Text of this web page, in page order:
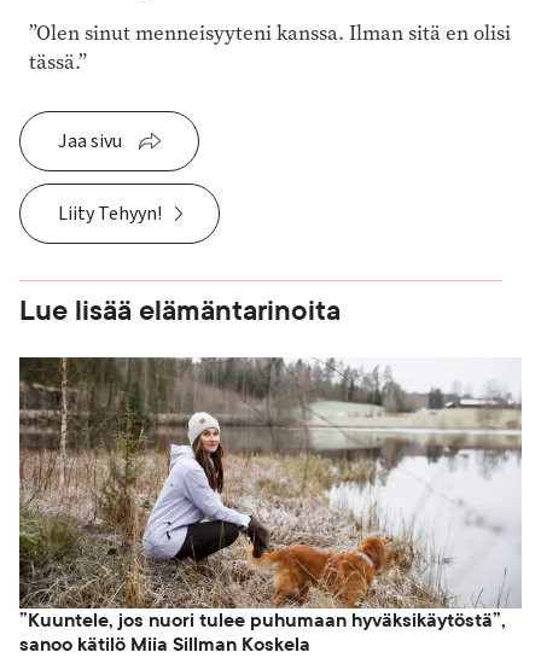
”Olen sinut menneisyyteni kanssa. Ilman sitä en olisi
tässä.”
Jaa sivu
Liity Tehyyn!
Lue lisää elämäntarinoita
”Kuuntele, jos nuori tulee puhumaan hyväksikäytöstä”,
sanoo kätilö Miia Sillman Koskela